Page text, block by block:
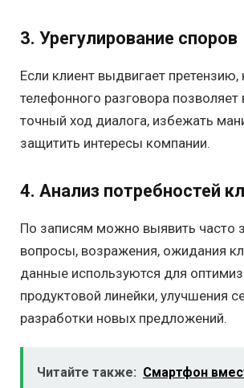
3. Урегулирование споров
Если клиент выдвигает претензию,
телефонного разговора позволяет
точный ход диалога, избежать
защитить интересы компании.
4. Анализ потребностей
По записям можно выявить часто
вопросы, возражения, ожидания
данные используются для
продуктовой линейки, улучшения
разработки новых предложений.
Читайте также: Смартфон